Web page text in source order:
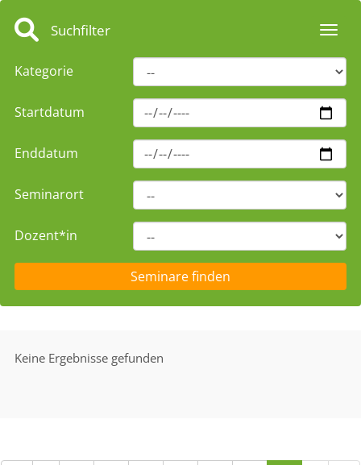
Suchfilter
Kategorie
Startdatum
Enddatum
Seminarort
Dozent*in
Keine Ergebnisse gefunden